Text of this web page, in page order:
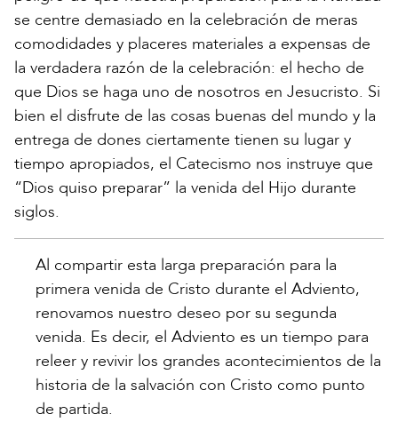
se centre demasiado en la celebración de meras
comodidades y placeres materiales a expensas de
la verdadera razón de la celebración: el hecho de
que Dios se haga uno de nosotros en Jesucristo. Si
bien el disfrute de las cosas buenas del mundo y la
entrega de dones ciertamente tienen su lugar y
tiempo apropiados, el Catecismo nos instruye que
“Dios quiso preparar” la venida del Hijo durante
siglos.
Al compartir esta larga preparación para la
primera venida de Cristo durante el Adviento,
renovamos nuestro deseo por su segunda
venida. Es decir, el Adviento es un tiempo para
releer y revivir los grandes acontecimientos de la
historia de la salvación con Cristo como punto
de partida.